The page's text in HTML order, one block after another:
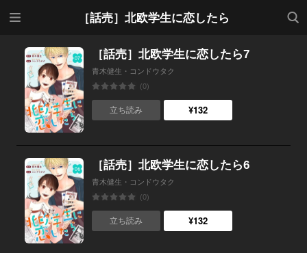
［話売］北欧学生に恋したら
検索
［話売］北欧学生に恋したら7
青木健生・コンドウタク
(0)
立ち読み ¥132
［話売］北欧学生に恋したら6
青木健生・コンドウタク
(0)
立ち読み ¥132